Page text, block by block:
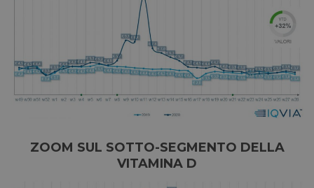
ZOOM SUL SOTTO-SEGMENTO DELLA
VITAMINA D